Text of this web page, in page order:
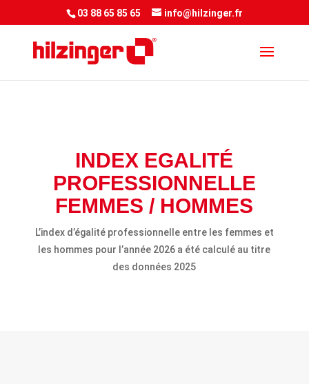
<script> jQuery(document).ready(function() { var downloadButton =
jQuery('.et-download-button');
downloadButton.each(function(index) {
jQuery(this).attr('download', ''); }); }); </script&gt
03 88 65 85 65 info@hilzinger.fr
INDEX EGALITÉ
PROFESSIONNELLE
FEMMES / HOMMES
L’index d’égalité professionnelle entre les femmes et
les hommes pour l’année 2026 a été calculé au titre
des données 2025